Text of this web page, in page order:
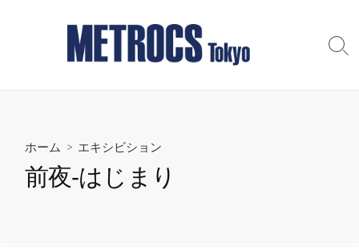
ツ
検
ホーム > エキシビション
前夜‐はじまり